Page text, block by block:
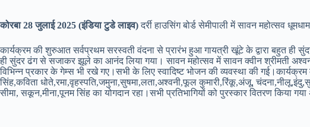
कोरबा 28 जुलाई 2025 (इंडिया टुडे लाइव)दर्री हाउसिंग बोर्ड सेमीपाली में सावन महोत्सव
कार्यक्रम की शुरुआत सर्वप्रथम सरस्वती वंदना से प्रारंभ हुआ गायत्री खूंटे के द्वारा बहुत
ही सुंदर ढंग से सजाकर झूले का आनंद लिया गया। सावन महोत्सव में सावन क्वीन श्रीमती अश्वनी
विभिन्न प्रकार के गेम्स भी रखे गए।सभी के लिए स्वादिष्ट भोजन की व्यवस्था की
सिंह,कविता धोते,रमा,वृहस्पति,जमुना,सुषमा,लता,अश्वनी,फूल कुमारी,रिंकू,अंजू,
सीमा, सकून,मीना,पूनम सिंह का योगदान रहा।सभी प्रतिभागियों को पुरस्कार वितरण किया